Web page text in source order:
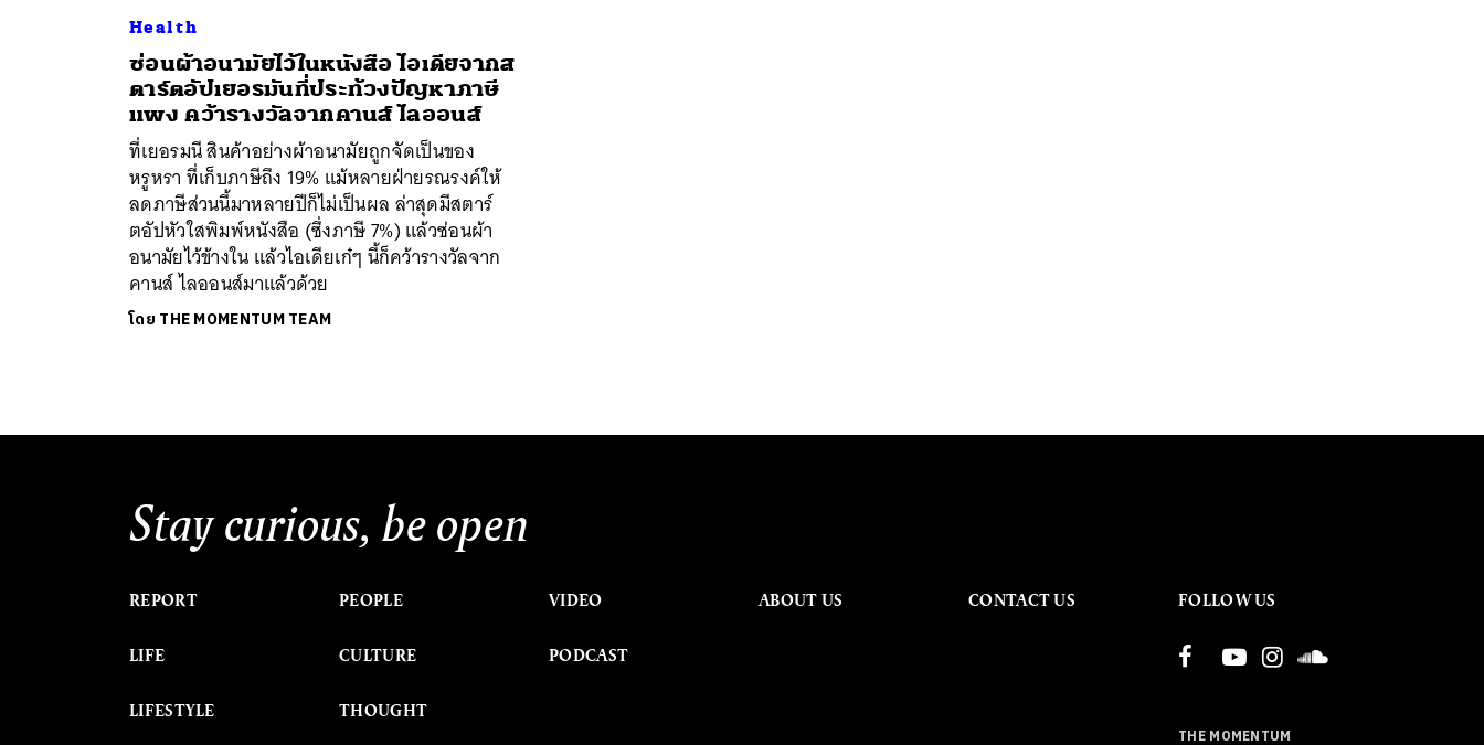
Health
ซ่อนผ้าอนามัยไว้ในหนังสือ ไอเดียจากส
ตาร์ตอัปเยอรมันที่ประท้วงปัญหาภาษี
แพง คว้ารางวัลจากคานส์ ไลออนส์
ที่เยอรมนี สินค้าอย่างผ้าอนามัยถูกจัดเป็นของ
หรูหรา ที่เก็บภาษีถึง 19% แม้หลายฝ่ายรณรงค์ให้
ลดภาษีส่วนนี้มาหลายปีก็ไม่เป็นผล ล่าสุดมีสตาร์
ตอัปหัวใสพิมพ์หนังสือ (ซึ่งภาษี 7%) แล้วซ่อนผ้า
อนามัยไว้ข้างใน แล้วไอเดียเก๋ๆ นี้ก็คว้ารางวัลจาก
คานส์ ไลออนส์มาแล้วด้วย
โดย THE MOMENTUM TEAM
Stay curious, be open
REPORT
LIFE
LIFESTYLE
PEOPLE
CULTURE
THOUGHT
VIDEO
PODCAST
ABOUT US CONTACT US FOLLOW US
THE MOMENTUM
ค้นหา